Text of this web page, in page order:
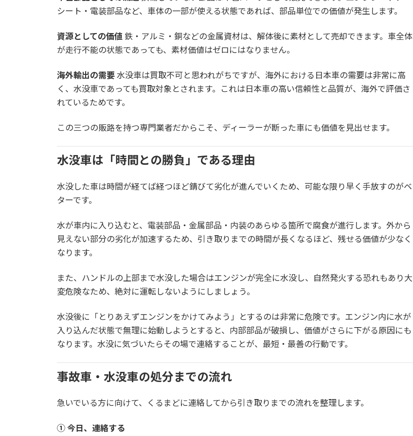
シート・電装部品など、車体の一部が使える状態であれば、部品単位での価値が発生します。
資源としての価値 鉄・アルミ・銅などの金属資材は、解体後に素材として売却できます。車全体
が走行不能の状態であっても、素材価値はゼロにはなりません。
海外輸出の需要水没車は買取不可と思われがちですが、海外における日本車の需要は非常に高
く、水没車であっても買取対象とされます。これは日本車の高い信頼性と品質が、海外で評価さ
れているためです。
この三つの販路を持つ専門業者だからこそ、ディーラーが断った車にも価値を見出せます。
水没車は「時間との勝負」である理由
水没した車は時間が経てば経つほど錆びて劣化が進んでいくため、可能な限り早く手放すのがベ
ターです。
水が車内に入り込むと、電装部品・金属部品・内装のあらゆる箇所で腐食が進行します。外から
見えない部分の劣化が加速するため、引き取りまでの時間が長くなるほど、残せる価値が少なく
なります。
また、ハンドルの上部まで水没した場合はエンジンが完全に水没し、自然発火する恐れもあり大
変危険なため、絶対に運転しないようにしましょう。
水没後に「とりあえずエンジンをかけてみよう」とするのは非常に危険です。エンジン内に水が
入り込んだ状態で無理に始動しようとすると、内部部品が破損し、価値がさらに下がる原因にも
なります。水没に気づいたらその場で連絡することが、最短・最善の行動です。
事故車・水没車の処分までの流れ
急いでいる方に向けて、くるまどに連絡してから引き取りまでの流れを整理します。
① 今日、連絡する